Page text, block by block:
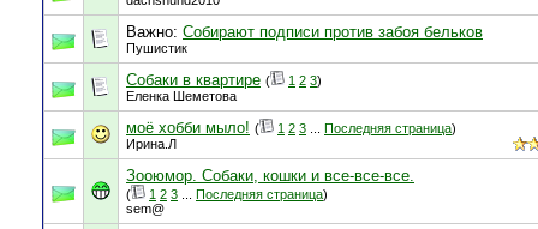
Важно: Собирают подписи против забоя бельков
Пушистик
Собаки в квартире ( 1 2 3)
Еленка Шеметова
моё хобби мыло! ( 1 2 3 Последняя страница)
Ирина.Л
Зооюмор. Собаки, кошки и все-все-все.
( 1 2 3 Последняя страница)
sem@